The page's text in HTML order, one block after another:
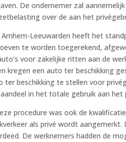
De ondernemer zal
over de aan het
Leeuwarden heeft het
te worden toegerekend,
voor zakelijke ritten aan de
kregen een auto ter beschikking
ter beschikking te stellen voor
in het totale gebruik aan
procedure was ook de
als privé wordt
De werknemers hadden de